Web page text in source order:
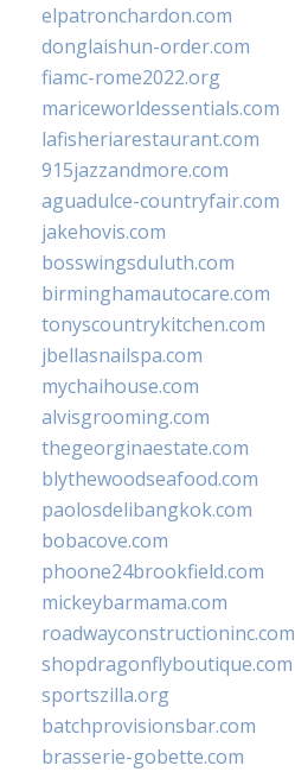
elpatronchardon.com
donglaishun-order.com
fiamc-rome2022.org
mariceworldessentials.com
lafisheriarestaurant.com
915jazzandmore.com
aguadulce-countryfair.com
jakehovis.com
bosswingsduluth.com
birminghamautocare.com
tonyscountrykitchen.com
jbellasnailspa.com
mychaihouse.com
alvisgrooming.com
thegeorginaestate.com
blythewoodseafood.com
paolosdelibangkok.com
bobacove.com
phoone24brookfield.com
mickeybarmama.com
roadwayconstructioninc.com
shopdragonflyboutique.com
sportszilla.org
batchprovisionsbar.com
brasserie-gobette.com